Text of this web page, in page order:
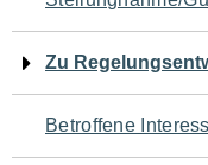
für
den
Seiteninhalt
Zu
Betroffene